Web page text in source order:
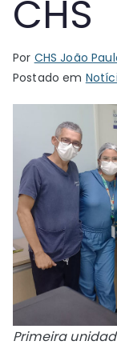
CHS
Por CHS João
Postado em
Primeira